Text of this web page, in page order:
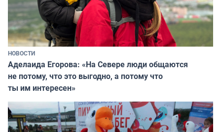
НОВОСТИ
Аделаида Егорова: «На Севере люди общаются
не потому, что это выгодно, а потому что
ты им интересен»